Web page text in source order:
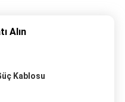
Alın
Kablosu